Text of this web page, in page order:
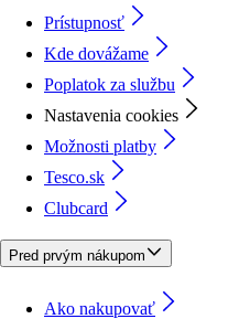
Prístupnosť
Kde dovážame
Poplatok za službu
Nastavenia cookies
Možnosti platby
Tesco.sk
Clubcard
Pred prvým nákupom
Ako nakupovať